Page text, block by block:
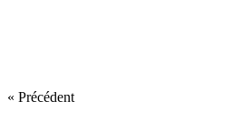
« Précédent